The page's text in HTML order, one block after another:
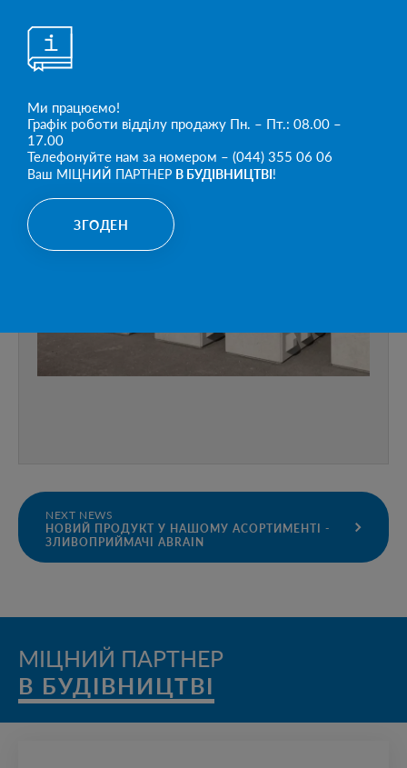
Ми працюємо!
Графік роботи відділу продажу Пн. – Пт.: 08.00 –
17.00
Телефонуйте нам за номером – (044) 355 06 06
Ваш МІЦНИЙ ПАРТНЕР В БУДІВНИЦТВІ!
ЗГОДЕН
NEXT NEWS
НОВИЙ ПРОДУКТ У НАШОМУ АСОРТИМЕНТІ -
ЗЛИВОПРИЙМАЧІ ABRAIN
МІЦНИЙ ПАРТНЕР
В БУДІВНИЦТВІ